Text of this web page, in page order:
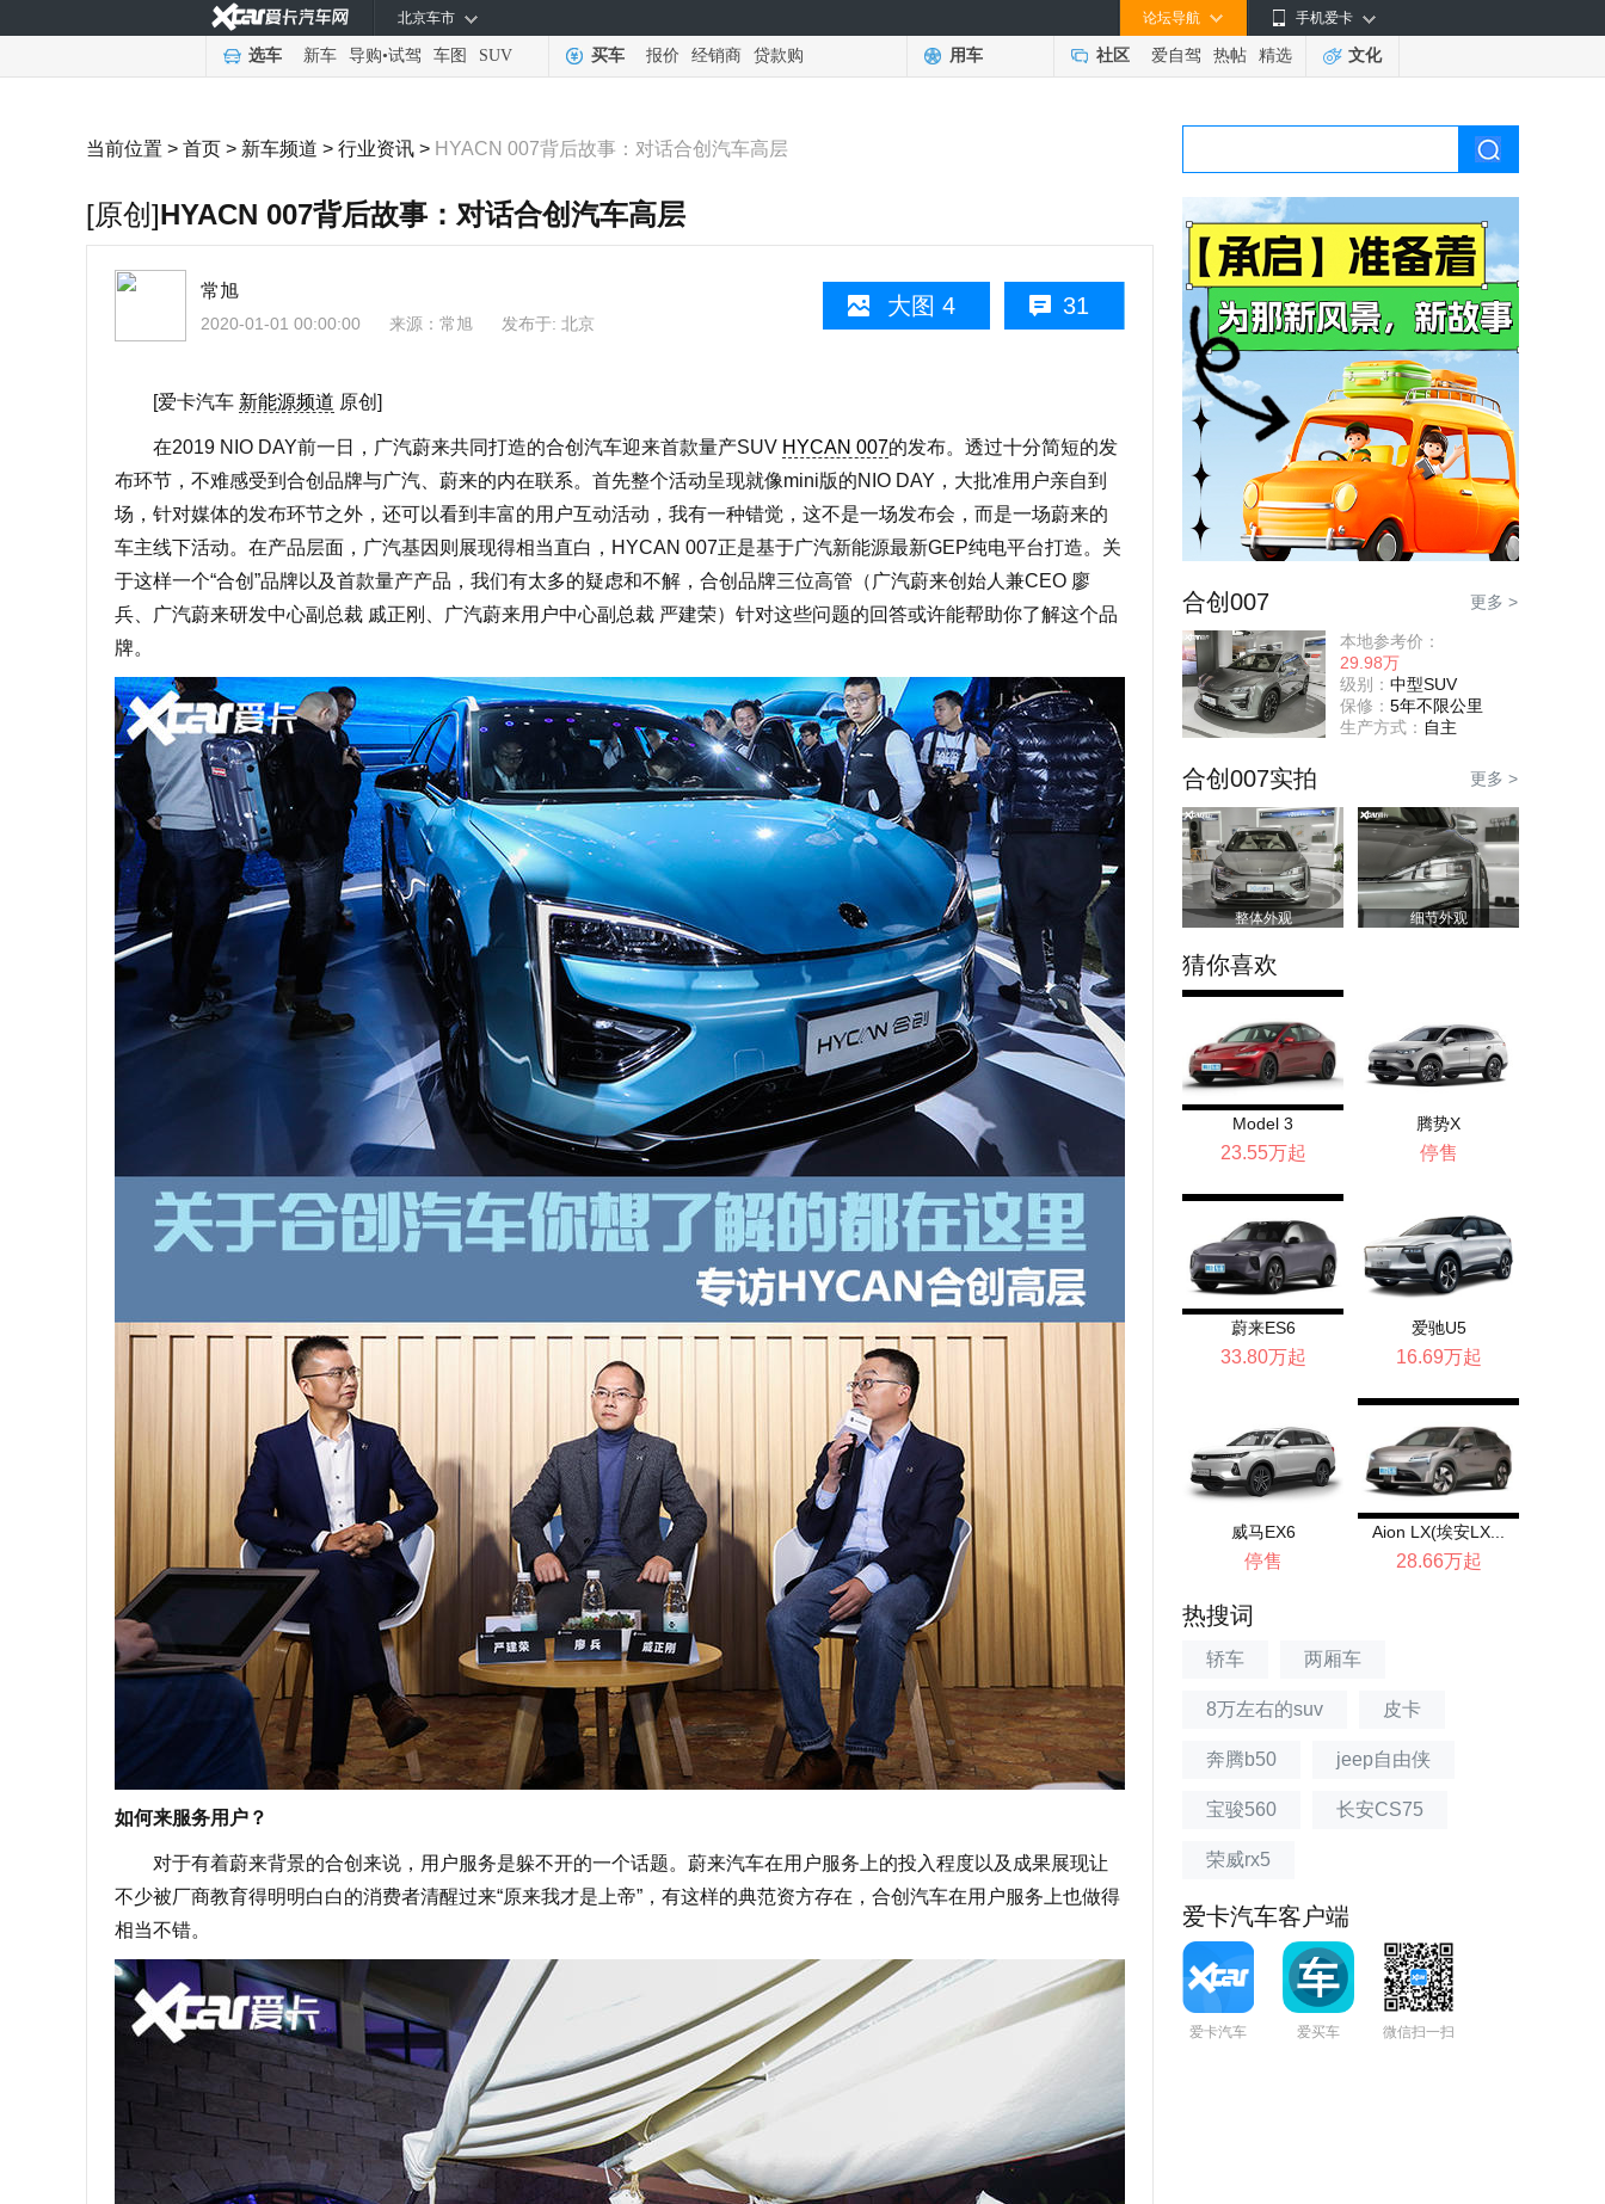
手机爱卡
论坛导航
北京车市
选车 新车 导购•试驾 车图 SUV 买车 报价 经销商 贷款购 用车 社区 爱自驾 热帖 精选 文化
当前位置 > 首页 > 新车频道 > 行业资讯 > HYACN 007背后故事：对话合创汽车高层
[原创]HYACN 007背后故事：对话合创汽车高层
31
大图 4
常旭
2020-01-01 00:00:00 来源： 常旭 发布于: 北京
[爱卡汽车 新能源频道 原创]
在2019 NIO DAY前一日，广汽蔚来共同打造的合创汽车迎来首款量产SUV HYCAN 007的发布。透过十分简短的发
布环节，不难感受到合创品牌与广汽、蔚来的内在联系。首先整个活动呈现就像mini版的NIO DAY，大批准用户亲自到
场，针对媒体的发布环节之外，还可以看到丰富的用户互动活动，我有一种错觉，这不是一场发布会，而是一场蔚来的
车主线下活动。在产品层面，广汽基因则展现得相当直白，HYCAN 007正是基于广汽新能源最新GEP纯电平台打造。关
于这样一个“合创”品牌以及首款量产产品，我们有太多的疑虑和不解，合创品牌三位高管（广汽蔚来创始人兼CEO 廖
兵、广汽蔚来研发中心副总裁 戚正刚、广汽蔚来用户中心副总裁 严建荣）针对这些问题的回答或许能帮助你了解这个品
牌。
如何来服务用户？
对于有着蔚来背景的合创来说，用户服务是躲不开的一个话题。蔚来汽车在用户服务上的投入程度以及成果展现让
不少被厂商教育得明明白白的消费者清醒过来“原来我才是上帝”，有这样的典范资方存在，合创汽车在用户服务上也做得
相当不错。
合创007 更多 >
本地参考价：
29.98万
级别： 中型SUV
保修： 5年不限公里
生产方式： 自主
合创007实拍 更多 >
整体外观 细节外观
猜你喜欢
Model 3
23.55万起
腾势X
停售
蔚来ES6
33.80万起
爱驰U5
16.69万起
威马EX6
停售
Aion LX(埃安LX...
28.66万起
热搜词
轿车 两厢车
8万左右的suv 皮卡
奔腾b50 jeep自由侠
宝骏560 长安CS75
荣威rx5
爱卡汽车客户端
爱卡汽车 爱买车 微信扫一扫